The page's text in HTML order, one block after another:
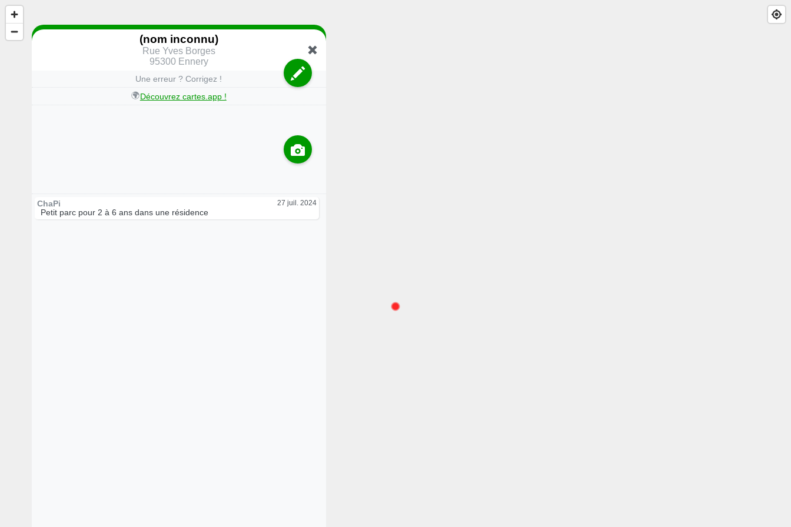
(nom inconnu)
Rue Yves Borges
95300 Ennery
Une erreur ? Corrigez !
🌍Découvrez cartes.app !
ChaPi 27 juil. 2024
Petit parc pour 2 à 6 ans dans une résidence